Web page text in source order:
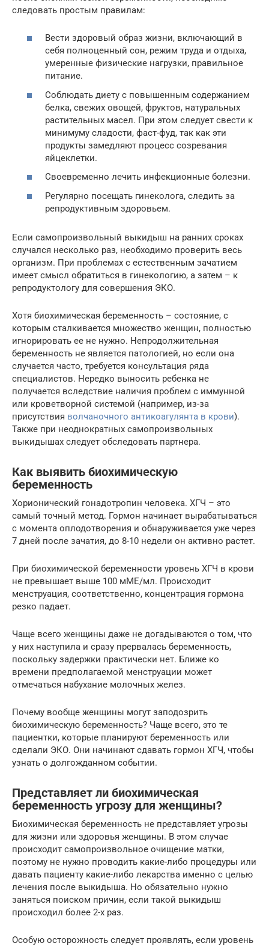
следовать простым правилам:
Вести здоровый образ жизни, включающий в
себя полноценный сон, режим труда и отдыха,
умеренные физические нагрузки, правильное
питание.
Соблюдать диету с повышенным содержанием
белка, свежих овощей, фруктов, натуральных
растительных масел. При этом следует свести к
минимуму сладости, фаст-фуд, так как эти
продукты замедляют процесс созревания
яйцеклетки.
Своевременно лечить инфекционные болезни.
Регулярно посещать гинеколога, следить за
репродуктивным здоровьем.
Если самопроизвольный выкидыш на ранних сроках
случался несколько раз, необходимо проверить весь
организм. При проблемах с естественным зачатием
имеет смысл обратиться в гинекологию, а затем – к
репродуктологу для совершения ЭКО.
Хотя биохимическая беременность – состояние, с
которым сталкивается множество женщин, полностью
игнорировать ее не нужно. Непродолжительная
беременность не является патологией, но если она
случается часто, требуется консультация ряда
специалистов. Нередко выносить ребенка не
получается вследствие наличия проблем с иммунной
или кроветворной системой (например, из-за
присутствия волчаночного антикоагулянта в крови).
Также при неоднократных самопроизвольных
выкидышах следует обследовать партнера.
Как выявить биохимическую
беременность
Хорионический гонадотропин человека. ХГЧ – это
самый точный метод. Гормон начинает вырабатываться
с момента оплодотворения и обнаруживается уже через
7 дней после зачатия, до 8-10 недели он активно растет.
При биохимической беременности уровень ХГЧ в крови
не превышает выше 100 мМЕ/мл. Происходит
менструация, соответственно, концентрация гормона
резко падает.
Чаще всего женщины даже не догадываются о том, что
у них наступила и сразу прервалась беременность,
поскольку задержки практически нет. Ближе ко
времени предполагаемой менструации может
отмечаться набухание молочных желез.
Почему вообще женщины могут заподозрить
биохимическую беременность? Чаще всего, это те
пациентки, которые планируют беременность или
сделали ЭКО. Они начинают сдавать гормон ХГЧ, чтобы
узнать о долгожданном событии.
Представляет ли биохимическая
беременность угрозу для женщины?
Биохимическая беременность не представляет угрозы
для жизни или здоровья женщины. В этом случае
происходит самопроизвольное очищение матки,
поэтому не нужно проводить какие-либо процедуры или
давать пациенту какие-либо лекарства именно с целью
лечения после выкидыша. Но обязательно нужно
заняться поиском причин, если такой выкидыш
происходил более 2-х раз.
Особую осторожность следует проявлять, если уровень